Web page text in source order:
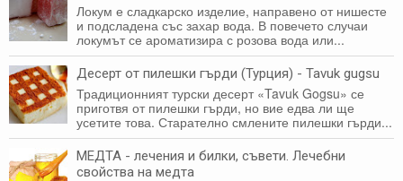
Локум е сладкарско изделие, направено от нишесте
и подсладена със захар вода. В повечето случаи
локумът се ароматизира с розова вода или...
Десерт от пилешки гърди (Турция) - Tavuk gugsu
Традиционният турски десерт «Tavuk Gogsu» се
приготвя от пилешки гърди, но вие едва ли ще
усетите това. Старателно смлените пилешки гърди...
МЕДТА - лечения и билки, съвети. Лечебни
свойства на медта